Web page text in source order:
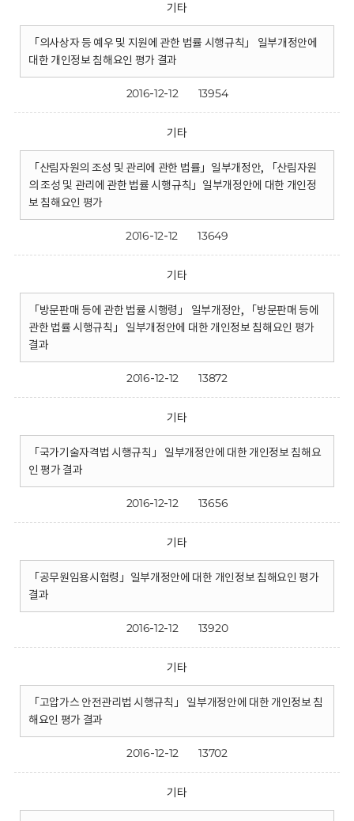
기타
「의사상자 등 예우 및 지원에 관한 법률 시행규칙」 일부개정안에
대한 개인정보 침해요인 평가 결과
2016-12-12 13954
기타
「산림자원의 조성 및 관리에 관한 법률」일부개정안, 「산림자원
의 조성 및 관리에 관한 법률 시행규칙」일부개정안에 대한 개인정
보 침해요인 평가
2016-12-12 13649
기타
「방문판매 등에 관한 법률 시행령」 일부개정안, 「방문판매 등에
관한 법률 시행규칙」 일부개정안에 대한 개인정보 침해요인 평가
결과
2016-12-12 13872
기타
「국가기술자격법 시행규칙」 일부개정안에 대한 개인정보 침해요
인 평가 결과
2016-12-12 13656
기타
「공무원임용시험령」일부개정안에 대한 개인정보 침해요인 평가
결과
2016-12-12 13920
기타
「고압가스 안전관리법 시행규칙」 일부개정안에 대한 개인정보 침
해요인 평가 결과
2016-12-12 13702
기타